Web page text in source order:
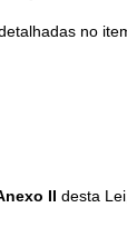
no
II desta